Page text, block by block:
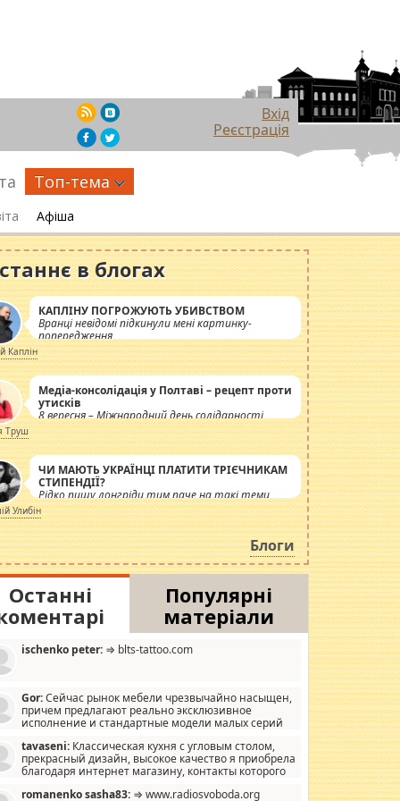
Вхід
Реєстрація
Топ-тема
Афіша
в блогах
КАПЛІНУ ПОГРОЖУЮТЬ УБИВСТВОМ
Вранці невідомі підкинули мені картинку-
попередження
Каплін
Медіа-консолідація у Полтаві – рецепт проти
утисків
8 вересня – Міжнародний день солідарності
журналістів.
Труш
ЧИ МАЮТЬ УКРАЇНЦІ ПЛАТИТИ ТРІЄЧНИКАМ
СТИПЕНДІЇ?
Рідко пишу лонгріди тим паче на такі теми,
але вже просто дістало! Обурюють сьогоднішні
інсенуації навколо стипендіального питання.
Штучно роздувається ще одна соціальна
катастрофа.
Улибін
Блоги
Останні
Популярні
матеріали
ischenko peter: ⇒ blts-tattoo.com
Gor:Сейчас рынок мебели чрезвычайно насыщен,
причем предлагают реально эксклюзивное
исполнение и стандартные модели малых серий
мало походит на стандартные формы, в MebelOk,
и что главное - со вкусом все в порядке,
ненужных наворотов удорожающих мебель, а это не
tavaseni: Классическая кухня с угловым столом,
прекрасный дизайн, высокое качество я приобрела
благодаря интернет магазину, контакты которого
romanenko sasha83: ⇒ www.radiosvoboda.org